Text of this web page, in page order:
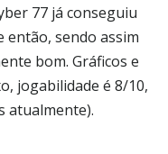
77 já conseguiu
então, sendo assim
bom. Gráficos e
jogabilidade é 8/10,
atualmente).